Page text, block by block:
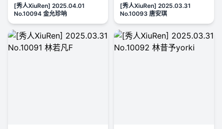
[秀人XiuRen] 2025.04.01
No.10094 金允珍呐
[秀人XiuRen] 2025.03.31
No.10093 唐安琪